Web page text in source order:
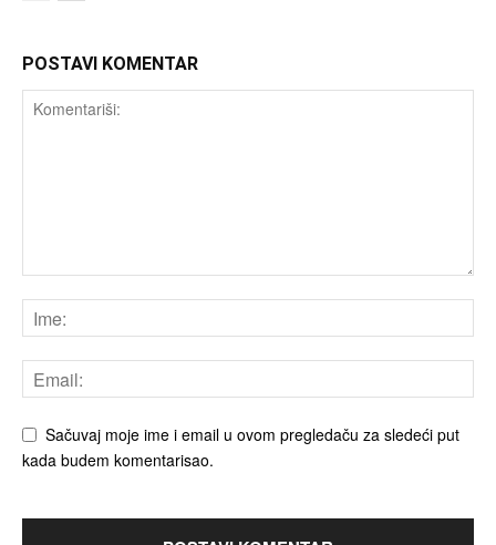
POSTAVI KOMENTAR
Sačuvaj moje ime i email u ovom pregledaču za sledeći put
kada budem komentarisao.